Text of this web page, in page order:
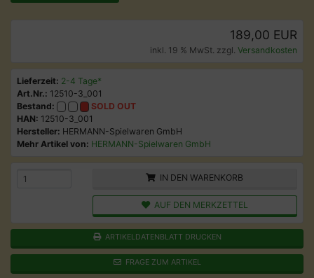
189,00 EUR
inkl. 19 % MwSt. zzgl. Versandkosten
Lieferzeit: 2-4 Tage*
Art.Nr.: 12510-3_001
Bestand:
SOLD OUT
HAN: 12510-3_001
Hersteller: HERMANN-Spielwaren GmbH
Mehr Artikel von: HERMANN-Spielwaren GmbH
IN DEN WARENKORB
AUF DEN MERKZETTEL
ARTIKELDATENBLATT DRUCKEN
FRAGE ZUM ARTIKEL